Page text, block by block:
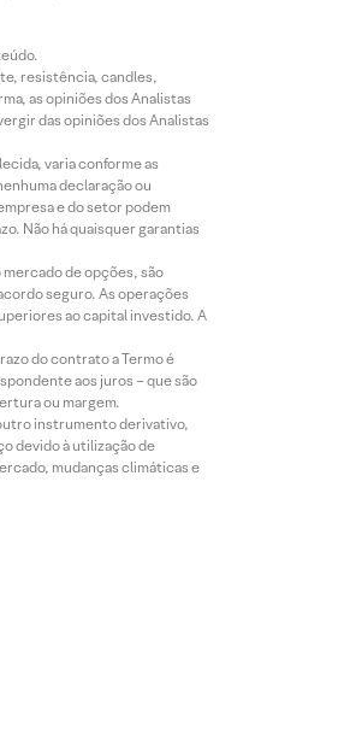
resistência, candles,
as opiniões dos Analistas
das opiniões dos Analistas
varia conforme as
declaração ou
e do setor podem
Não há quaisquer garantias
de opções, são
seguro. As operações
ao capital investido. A
do contrato a Termo é
aos juros – que são
ou margem.
instrumento derivativo,
devido à utilização de
mudanças climáticas e